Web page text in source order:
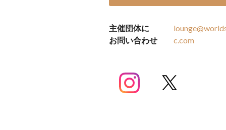
主催団体に
お問い合わせ
c.com